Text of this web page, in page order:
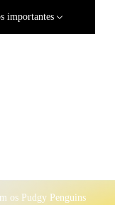
importantes
os Pudgy Penguins